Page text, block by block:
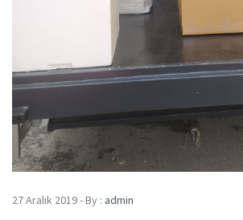
27 Aralık 2019 - By : admin